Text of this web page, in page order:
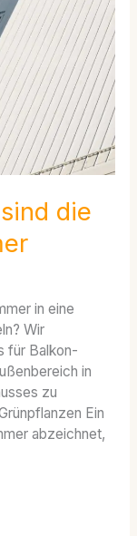
die
in eine
Wir
für Balkon-
in
zu
Ein
abzeichnet,